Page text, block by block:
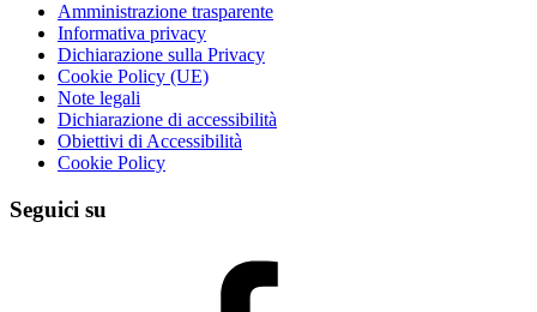
Amministrazione trasparente
Informativa privacy
Dichiarazione sulla Privacy
Cookie Policy (UE)
Note legali
Dichiarazione di accessibilità
Obiettivi di Accessibilità
Cookie Policy
Seguici su